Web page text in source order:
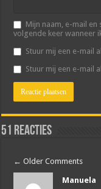
Mijn naam, e-mail
volgende keer wanneer
Stuur mij een e-mail
Stuur mij een e-mail
51 reacties
← Older Comments
Manuela